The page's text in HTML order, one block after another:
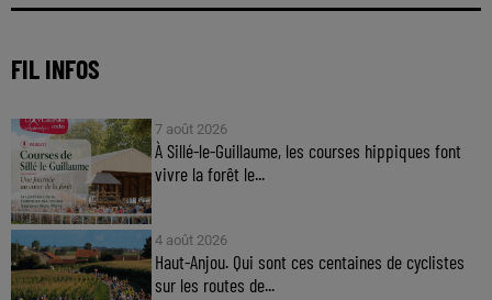
FIL INFOS
7 août 2026
À Sillé-le-Guillaume, les courses hippiques font
vivre la forêt le...
4 août 2026
Haut-Anjou. Qui sont ces centaines de cyclistes
sur les routes de...